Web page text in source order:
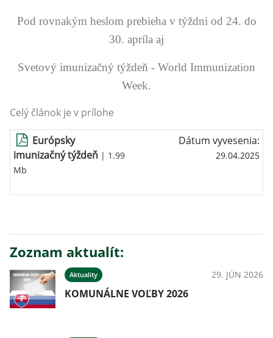
Pod rovnakým heslom prebieha v týždni od 24. do
30. apríla aj
Svetový imunizačný týždeň - World Immunization
Week.
Celý článok je v prílohe
Európsky
imunizačný týždeň | 1.99
Mb
Dátum vyvesenia:
29.04.2025
Zoznam aktualít:
Aktuality 29. JÚN 2026
KOMUNÁLNE VOĽBY 2026